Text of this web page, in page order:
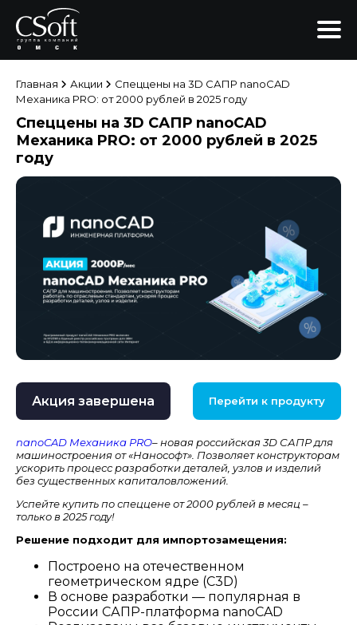
Главная Акции
Спеццены на 3D САПР nanoCAD
Механика PRO: от 2000 рублей в 2025 году
Спеццены на 3D САПР nanoCAD
Механика PRO: от 2000 рублей в 2025
году
Акция завершена Перейти к продукту
nanoCAD Механика PRO– новая российская 3D САПР для
машиностроения от «Нанософт». Позволяет конструкторам
ускорить процесс разработки деталей, узлов и изделий
без существенных капиталовложений.
Успейте купить по спеццене от 2000 рублей в месяц –
только в 2025 году!
Решение подходит для импортозамещения:
Построено на отечественном
геометрическом ядре (С3D)
В основе разработки — популярная в
России САПР-платформа nanoCAD